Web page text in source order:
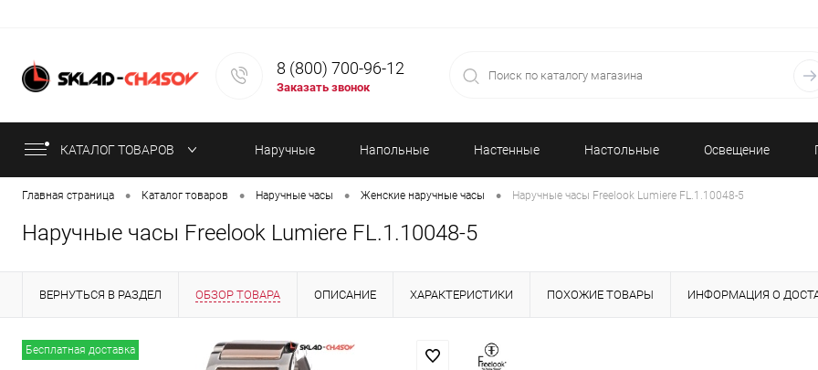
8 (800) 700-96-12
Заказать звонок
КАТАЛОГ ТОВАРОВ Наручные
часы
Напольные Настенные Настольные Освещение
Главная страница • Каталог товаров • Наручные часы • Женские наручные часы • Наручные часы Freelook Lumiere FL.1.10048-5
Наручные часы Freelook Lumiere FL.1.10048-5
ВЕРНУТЬСЯ В РАЗДЕЛ ОБЗОР ТОВАРА ОПИСАНИЕ ХАРАКТЕРИСТИКИ ПОХОЖИЕ ТОВАРЫ ИНФОРМАЦИЯ О
ИНФОРМАЦИЯ ОБ ОПЛАТЕ СТАТЬИ
Бесплатная доставка